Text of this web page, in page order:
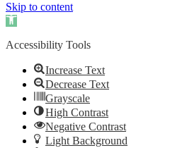
Skip to content
Open
Accessibility Tools
Increase Text
Decrease Text
Grayscale
High Contrast
Negative Contrast
Light Background